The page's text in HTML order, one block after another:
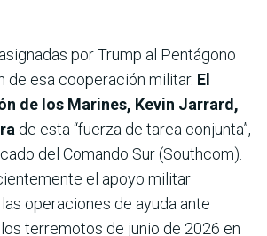
por Trump al Pentágono
de esa cooperación militar. El
de los Marines, Kevin Jarrard,
de esta “fuerza de tarea conjunta”,
del Comando Sur (Southcom).
el apoyo militar
operaciones de ayuda ante
terremotos de junio de 2026 en